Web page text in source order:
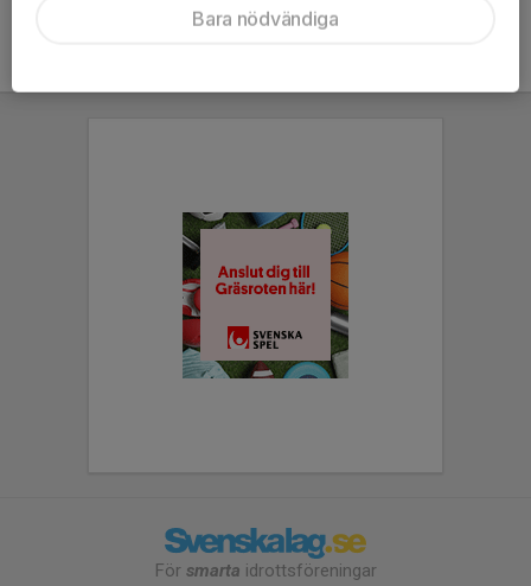
För smarta idrottsföreningar
Bara nödvändiga